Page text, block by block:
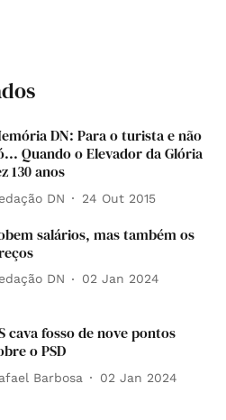
DN: Para o turista e não
Quando o Elevador da Glória
130 anos
DN 24 Out 2015
salários, mas também os
DN 02 Jan 2024
cava fosso de nove pontos
o PSD
Barbosa 02 Jan 2024